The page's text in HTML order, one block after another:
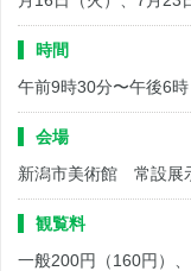
時間
午前9時30分〜午後6
会場
新潟市美術館 常設展
観覧料
一般200円（160円）